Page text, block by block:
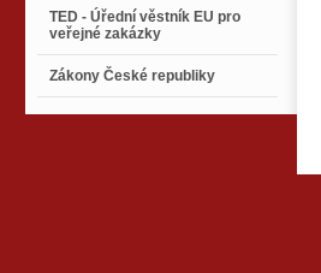
TED - Úřední věstník EU pro
veřejné zakázky
Zákony České republiky